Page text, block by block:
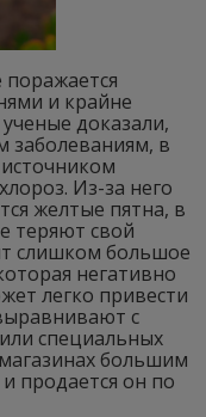
поражается
и крайне
доказали,
заболеваниям, в
Из-за него
желтые пятна, в
теряют свой
слишком большое
негативно
легко привести
с
специальных
большим
продается он по